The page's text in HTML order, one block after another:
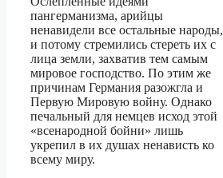
пангерманизма, арийцы
ненавидели все остальные народы,
и потому стремились стереть их с
лица земли, захватив тем самым
мировое господство. По этим же
причинам Германия разожгла и
Первую Мировую войну. Однако
печальный для немцев исход этой
«всенародной бойни» лишь
укрепил в их душах ненависть ко
всему миру.